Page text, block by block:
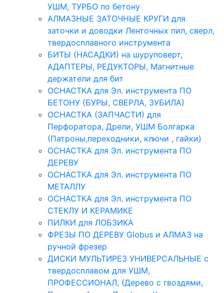
УШМ, ТУРБО по бетону
АЛМАЗНЫЕ ЗАТОЧНЫЕ КРУГИ для
заточки и доводки Ленточных пил, сверл,
твердосплавного инструмента
БИТЫ (НАСАДКИ) на шуруповерт,
АДАПТЕРЫ, РЕДУКТОРЫ, Магнитные
держатели для бит
ОСНАСТКА для Эл. инструмента ПО
БЕТОНУ (БУРЫ, СВЕРЛА, ЗУБИЛА)
ОСНАСТКА (ЗАПЧАСТИ) для
Перфоратора, Дрели, УШМ Болгарка
(Патроны,переходники, ключи , гайки)
ОСНАСТКА для Эл. инструмента ПО
ДЕРЕВУ
ОСНАСТКА для Эл. инструмента ПО
МЕТАЛЛУ
ОСНАСТКА для Эл. инструмента ПО
СТЕКЛУ И КЕРАМИКЕ
ПИЛКИ для ЛОБЗИКА
ФРЕЗЫ ПО ДЕРЕВУ Globus и АЛМАЗ на
ручной фрезер
ДИСКИ МУЛЬТИРЕЗ УНИВЕРСАЛЬНЫЕ с
твердосплавом для УШМ,
ПРОФЕССИОНАЛ, (Дерево с гвоздями,